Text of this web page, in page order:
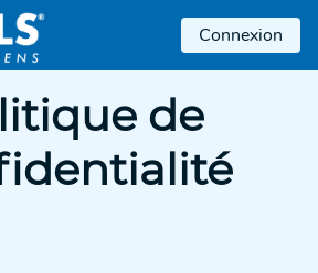
Connexion
de